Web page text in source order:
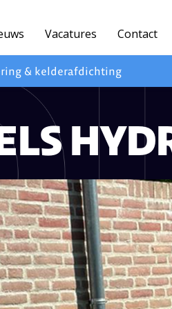
Vacatures Contact
& kelderafdichting